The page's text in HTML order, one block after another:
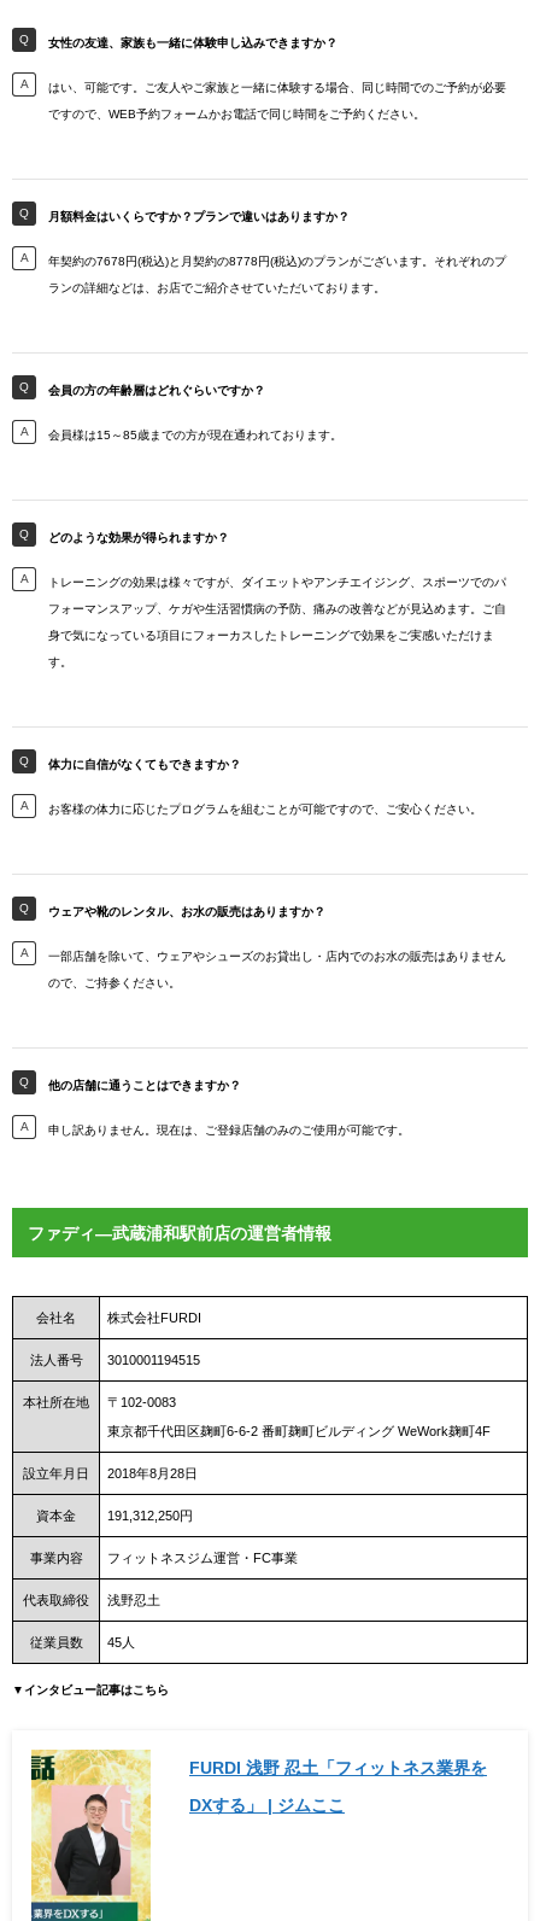
女性の友達、家族も一緒に体験申し込みできますか？
はい、可能です。ご友人やご家族と一緒に体験する場合、同じ時間でのご予約が必要
ですので、WEB予約フォームかお電話で同じ時間をご予約ください。
月額料金はいくらですか？プランで違いはありますか？
年契約の7678円(税込)と月契約の8778円(税込)のプランがございます。それぞれのプ
ランの詳細などは、お店でご紹介させていただいております。
会員の方の年齢層はどれぐらいですか？
会員様は15～85歳までの方が現在通われております。
どのような効果が得られますか？
トレーニングの効果は様々ですが、ダイエットやアンチエイジング、スポーツでのパ
フォーマンスアップ、ケガや生活習慣病の予防、痛みの改善などが見込めます。ご自
身で気になっている項目にフォーカスしたトレーニングで効果をご実感いただけま
す。
体力に自信がなくてもできますか？
お客様の体力に応じたプログラムを組むことが可能ですので、ご安心ください。
ウェアや靴のレンタル、お水の販売はありますか？
一部店舗を除いて、ウェアやシューズのお貸出し・店内でのお水の販売はありません
ので、ご持参ください。
他の店舗に通うことはできますか？
申し訳ありません。現在は、ご登録店舗のみのご使用が可能です。
ファディ―武蔵浦和駅前店の運営者情報
会社名 株式会社FURDI
法人番号 3010001194515
本社所在地
〒102-0083
東京都千代田区麹町6-6-2 番町麹町ビルディング WeWork麹町4F
設立年月日 2018年8月28日
資本金 191,312,250円
事業内容 フィットネスジム運営・FC事業
代表取締役 浅野忍土
従業員数 45人
▼インタビュー記事はこちら
FURDI 浅野 忍土「フィットネス業界を
DXする」 | ジムここ